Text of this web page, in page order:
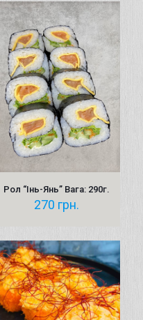
Рол “Інь-Янь” Вага: 290г.
270 грн.